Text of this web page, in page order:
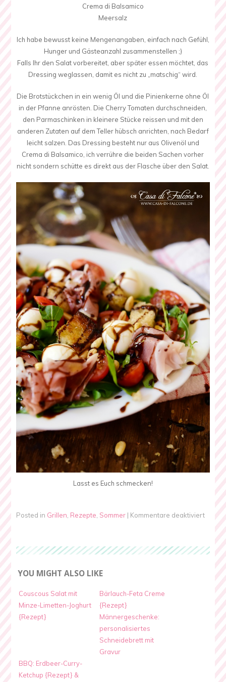
Crema di Balsamico
Meersalz
Ich habe bewusst keine Mengenangaben, einfach nach Gefühl,
Hunger und Gästeanzahl zusammenstellen ;)
Falls Ihr den Salat vorbereitet, aber später essen möchtet, das
Dressing weglassen, damit es nicht zu „matschig“ wird.
Die Brotstückchen in ein wenig Öl und die Pinienkerne ohne Öl
in der Pfanne anrösten. Die Cherry Tomaten durchschneiden,
den Parmaschinken in kleinere Stücke reissen und mit den
anderen Zutaten auf dem Teller hübsch anrichten, nach Bedarf
leicht salzen. Das Dressing besteht nur aus Olivenöl und
Crema di Balsamico, ich verrühre die beiden Sachen vorher
nicht sondern schütte es direkt aus der Flasche über den Salat.
Lasst es Euch schmecken!
Posted in Grillen Rezepte Sommer | Kommentare deaktiviertfür
Salat
YOU MIGHT ALSO LIKE
Couscous Salat mit
Minze-Limetten-Joghurt
{Rezept}
Bärlauch-Feta Creme
{Rezept}
Männergeschenke:
personalisiertes
Schneidebrett mit
Gravur
BBQ: Erdbeer-Curry-
Ketchup {Rezept} &